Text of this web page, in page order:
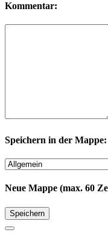
Kommentar:
Speichern in der Mappe:
Neue Mappe (max. 60
Speichern